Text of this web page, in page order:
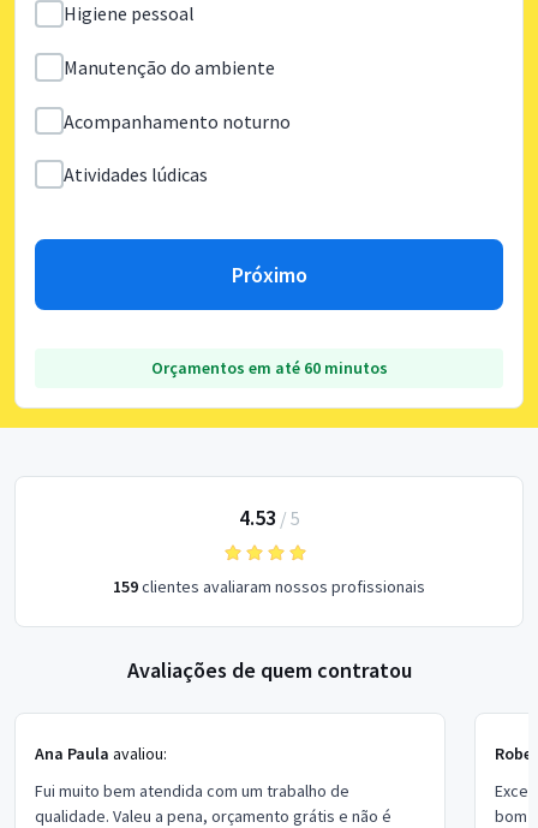
Higiene pessoal
Manutenção do ambiente
Acompanhamento noturno
Atividades lúdicas
Próximo
Orçamentos em até 60 minutos
4.53 / 5
159clientes avaliaram nossos profissionais
Avaliações de quem contratou
Ana Paula avaliou:
Fui muito bem atendida com um trabalho de
qualidade. Valeu a pena, orçamento grátis e não é
bom